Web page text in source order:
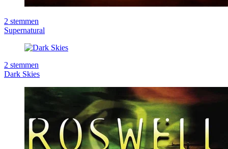
2 stemmen
Supernatural
2 stemmen
Dark Skies